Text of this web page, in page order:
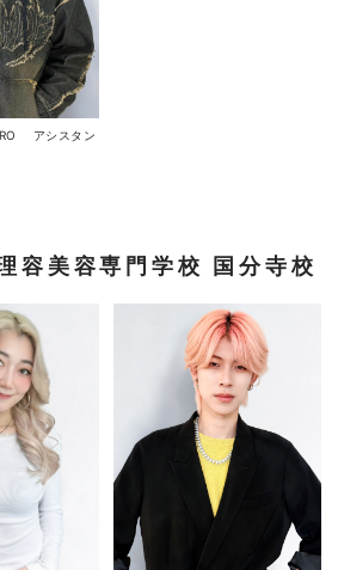
アシスタン
容美容専門学校 国分寺校